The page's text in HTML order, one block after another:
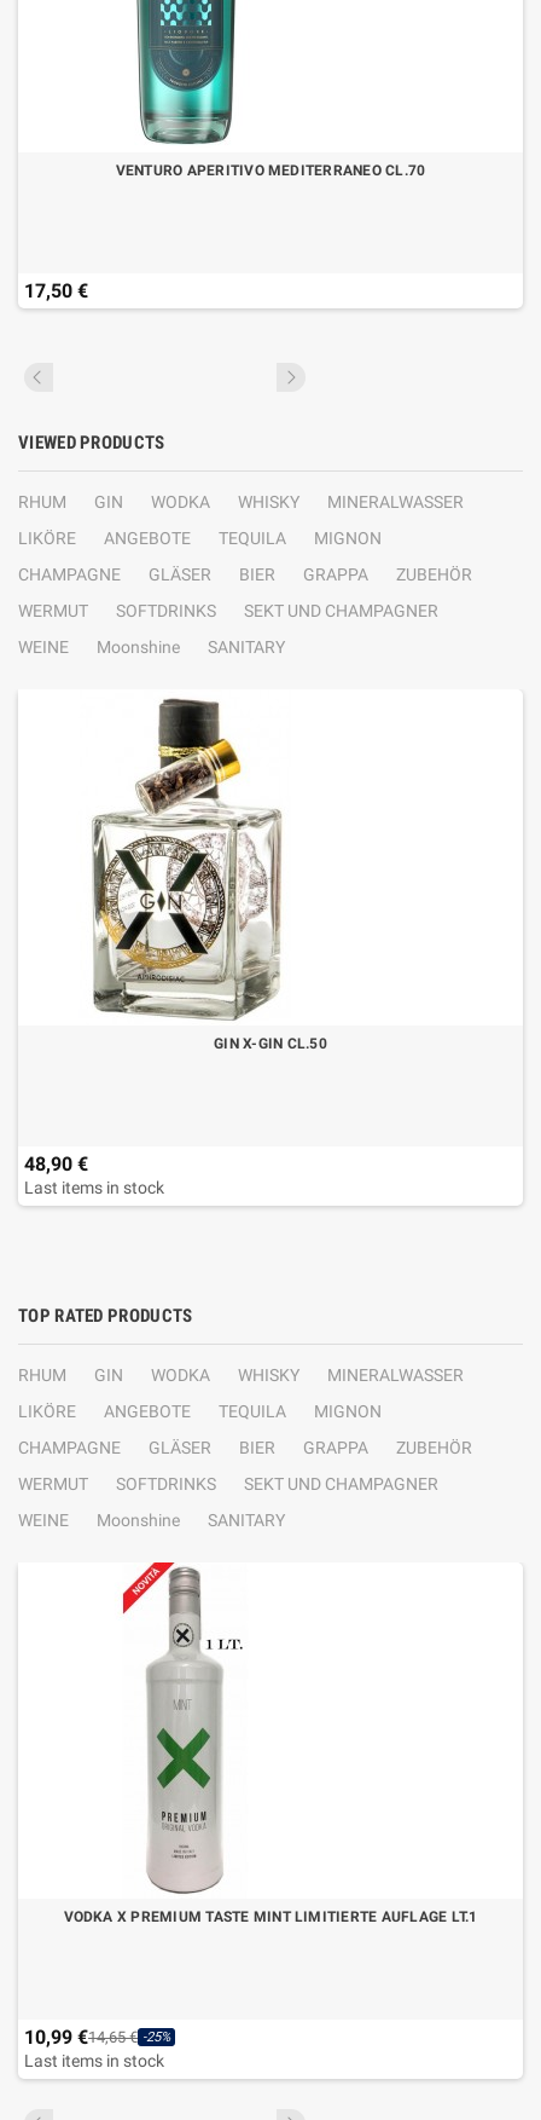
VENTURO APERITIVO MEDITERRANEO CL.70
17,50 €
VIEWED PRODUCTS
RHUM GIN WODKA WHISKY
MINERALWASSER
LIKÖRE
ANGEBOTE TEQUILA
MIGNON
CHAMPAGNE
GLÄSER BIER GRAPPA
ZUBEHÖR
WERMUT
SOFTDRINKS
SEKT UND CHAMPAGNER
WEINE
Moonshine SANITARY
GIN X-GIN CL.50
48,90 €
Last items in stock
TOP RATED PRODUCTS
RHUM GIN WODKA WHISKY
MINERALWASSER
LIKÖRE
ANGEBOTE TEQUILA
MIGNON
CHAMPAGNE
GLÄSER BIER GRAPPA
ZUBEHÖR
WERMUT
SOFTDRINKS
SEKT UND CHAMPAGNER
WEINE
Moonshine SANITARY
VODKA X PREMIUM TASTE MINT LIMITIERTE AUFLAGE LT.1
10,99 €14,65 € -25%
Last items in stock